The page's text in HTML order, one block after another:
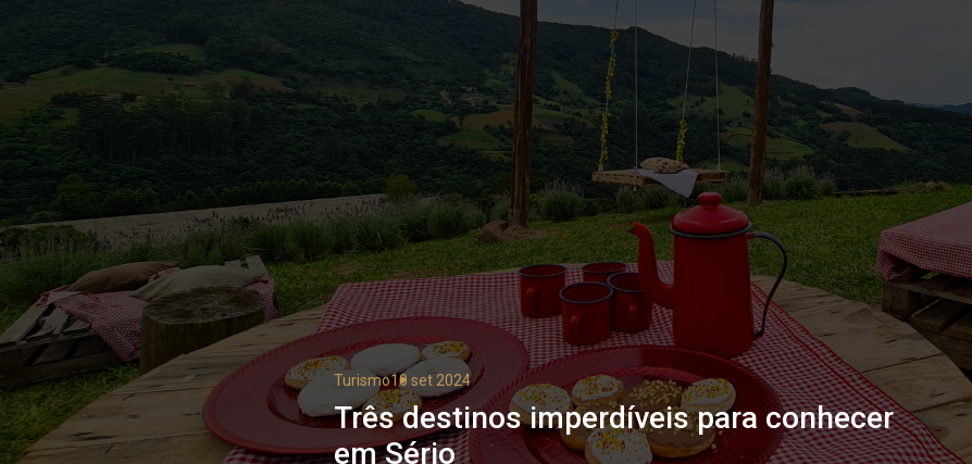
Turismo10 set 2024
Três destinos imperdíveis para conhecer
em Sério